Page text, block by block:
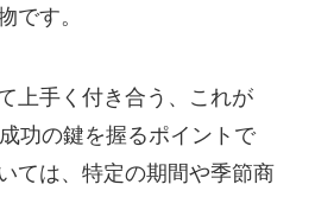
です。
上手く付き合う、これが
功の鍵を握るポイントで
ては、特定の期間や季節商